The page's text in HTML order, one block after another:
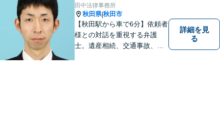
田中法律事務所
秋田県|秋田市
【秋田駅から車で6分】依頼者
様との対話を重視する弁護
士。遺産相続、交通事故、離
詳細を見
る